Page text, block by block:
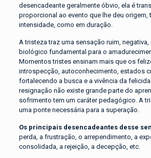
desencadeante geralmente óbvio, ela é
proporcional ao evento que lhe deu origem,
intensidade, como em duração.
A tristeza traz uma sensação ruim,
biológico fundamental para o
Momentos tristes ensinam mais que os
introspecção, autoconhecimento, estados
fortalecendo a busca e a vivência da
resignação não existe grande parte do
sofrimento tem um caráter pedagógico. A
uma ponte necessária para a superação.
Os principais desencadeantes desse
perda, a frustração, o arrependimento, a
consolidada, a rejeição, a decepção, etc.